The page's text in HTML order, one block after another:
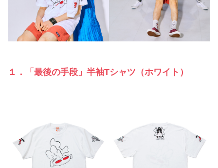
１．「最後の手段」半袖Tシャツ（ホワイト）